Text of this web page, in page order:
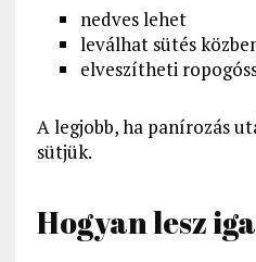
nedves lehet
leválhat sütés
elveszítheti
A legjobb, ha panírozás
sütjük.
Hogyan lesz